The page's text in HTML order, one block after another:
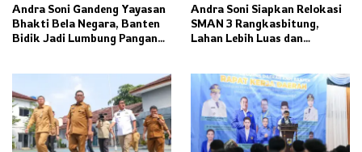
Andra Soni Gandeng Yayasan
Bhakti Bela Negara, Banten
Bidik Jadi Lumbung Pangan
Andra Soni Siapkan Relokasi
SMAN 3 Rangkasbitung,
Lahan Lebih Luas dan